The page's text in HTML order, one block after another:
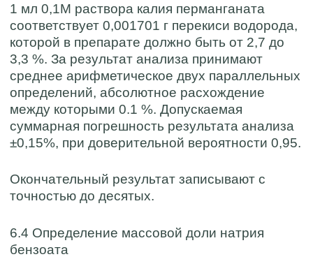
1 мл 0,1М раствора калия перманганата
соответствует 0,001701 г перекиси водорода,
которой в препарате должно быть от 2,7 до
3,3 %. За результат анализа принимают
среднее арифметическое двух параллельных
определений, абсолютное расхождение
между которыми 0.1 %. Допускаемая
суммарная погрешность результата анализа
±0,15%, при доверительной вероятности 0,95.
Окончательный результат записывают с
точностью до десятых.
6.4 Определение массовой доли натрия
бензоата